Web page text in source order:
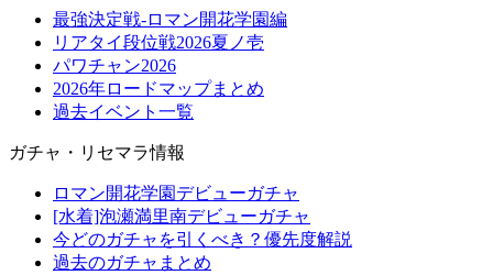
最強決定戦-ロマン開花学園編
リアタイ段位戦2026夏ノ壱
パワチャン2026
2026年ロードマップまとめ
過去イベント一覧
ガチャ・リセマラ情報
ロマン開花学園デビューガチャ
[水着]泡瀬満里南デビューガチャ
今どのガチャを引くべき？優先度解説
過去のガチャまとめ